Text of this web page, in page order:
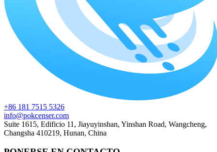
+86 181 7515 5326
info@pokcenser.com
Suite 1615, Edificio 11, Jiayuyinshan, Yinshan Road, Wangcheng,
Changsha 410219, Hunan, China